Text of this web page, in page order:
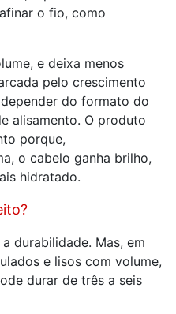
o fio, como
e deixa menos
pelo crescimento
do formato do
alisamento. O produto
porque,
o cabelo ganha brilho,
hidratado.
durabilidade. Mas, em
e lisos com volume,
durar de três a seis